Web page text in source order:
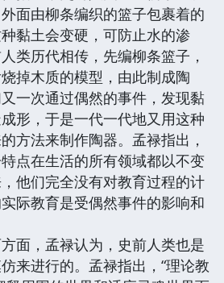
面由柳条编织的篮子包裹着的
黏土会变硬，可防止水的渗
类历代相传，先编柳条篮子，
掉木质的模型，由此制成陶
一次通过偶然的事件，发现黏
形，于是一代一代地又用这种
方法来制作陶器。孟禄指出，
点在生活的所有领域都以不变
他们完全没有对教育过程的计
际教育是受偶然事件的影响和
，孟禄认为，史前人类也是
来进行的。孟禄指出，“理论教